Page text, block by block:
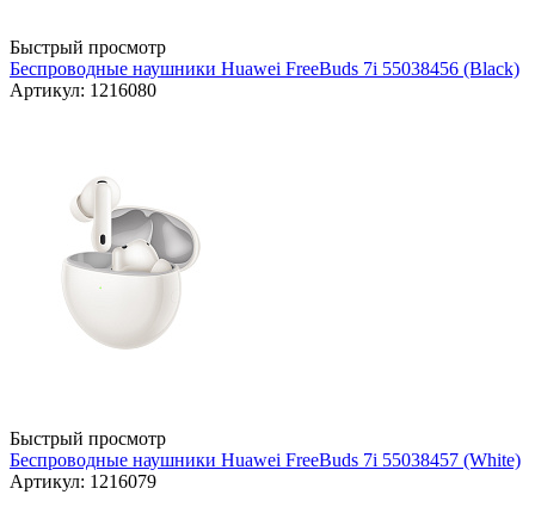
Быстрый просмотр
Беспроводные наушники Huawei FreeBuds 7i 55038456 (Black)
Артикул: 1216080
Быстрый просмотр
Беспроводные наушники Huawei FreeBuds 7i 55038457 (White)
Артикул: 1216079